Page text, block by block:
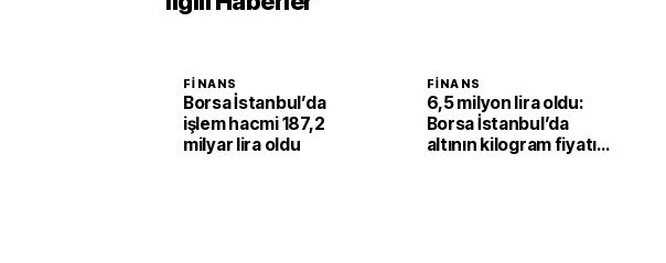
FINANS
Borsa İstanbul’da
işlem hacmi 187,2
milyar lira oldu
FINANS
6,5 milyon lira oldu:
Borsa İstanbul’da
altının kilogram fiyatı